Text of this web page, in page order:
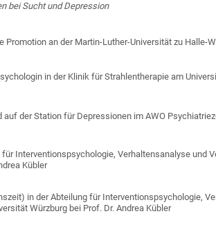
bei Sucht und Depression
Promotion an der Martin-Luther-Universität zu Halle-
in der Klinik für Strahlentherapie am
der Station für Depressionen im AWO
Interventionspsychologie, Verhaltensanalyse und
Kübler
in der Abteilung für Interventionspsychologie,
Würzburg bei Prof. Dr. Andrea Kübler